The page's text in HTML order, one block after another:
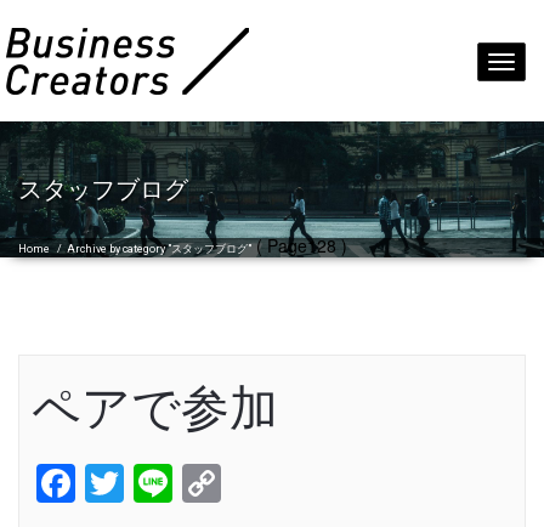
スタッフブログ
Home /Archive by category "スタッフブログ"( Page128 )
ペアで参加
Facebook
Twitter
Line